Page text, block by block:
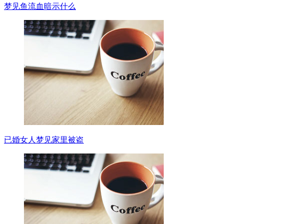
梦见鱼流血暗示什么
已婚女人梦见家里被盗